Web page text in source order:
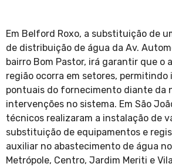
Em Belford Roxo, a substituição de
de distribuição de água da Av.
bairro Bom Pastor, irá garantir que o
região ocorra em setores,
pontuais do fornecimento diante da
intervenções no sistema. Em São
técnicos realizaram a instalação de
substituição de equipamentos e
auxiliar no abastecimento de água
Metrópole, Centro, Jardim Meriti e